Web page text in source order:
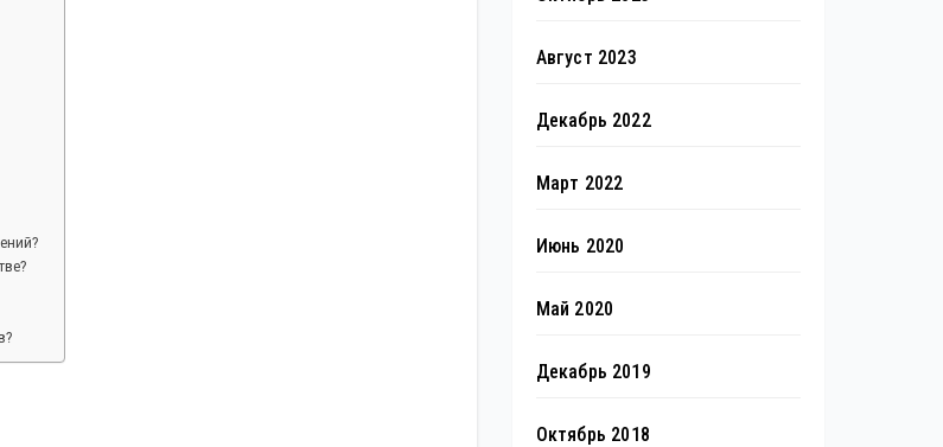
Август 2023
Декабрь 2022
Март 2022
Июнь 2020
Май 2020
Декабрь 2019
Октябрь 2018